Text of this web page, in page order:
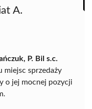
A.
P. Bil s.c.
miejsc sprzedaży
o jej mocnej pozycji